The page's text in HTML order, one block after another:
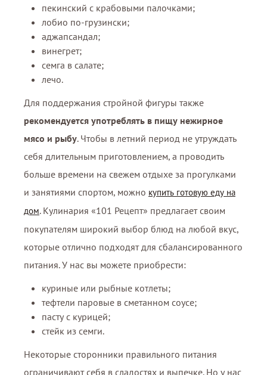
пекинский с крабовыми палочками;
лобио по-грузински;
аджапсандал;
винегрет;
семга в салате;
лечо.
Для поддержания стройной фигуры также
рекомендуется употреблять в пищу нежирное
мясо и рыбу. Чтобы в летний период не утруждать
себя длительным приготовлением, а проводить
больше времени на свежем отдыхе за прогулками
и занятиями спортом, можно купить готовую еду на
дом. Кулинария «101 Рецепт» предлагает своим
покупателям широкий выбор блюд на любой вкус,
которые отлично подходят для сбалансированного
питания. У нас вы можете приобрести:
куриные или рыбные котлеты;
тефтели паровые в сметанном соусе;
пасту с курицей;
стейк из семги.
Некоторые сторонники правильного питания
ограничивают себя в сладостях и выпечке. Но у нас